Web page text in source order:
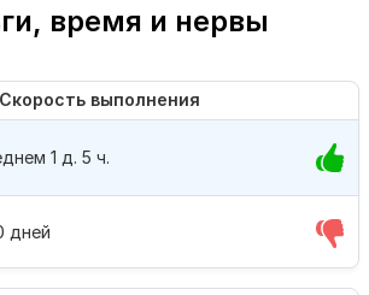
время и нервы
Скорость выполнения
дней
1 д. 5 ч.